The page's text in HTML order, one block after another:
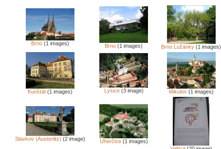
Brno (1 images) Brno (1 images) Brno Lužánky (1 images)
Kunštát (1 images) Lysice(3 image) Mikulov(1 images)
Slavkov (Austerlitz) (2 image) Uherčice(1 images)